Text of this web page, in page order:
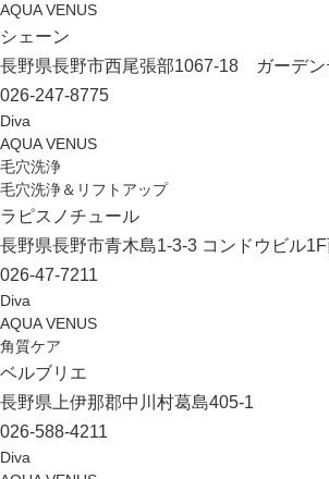
AQUA VENUS
シェーン
長野県長野市西尾張部1067-18 ガーデン
026-247-8775
Diva
AQUA VENUS
毛穴洗浄
毛穴洗浄＆リフトアップ
ラピスノチュール
長野県長野市青木島1-3-3 コンドウビル
026-47-7211
Diva
AQUA VENUS
角質ケア
ベルブリエ
長野県上伊那郡中川村葛島405-1
026-588-4211
Diva